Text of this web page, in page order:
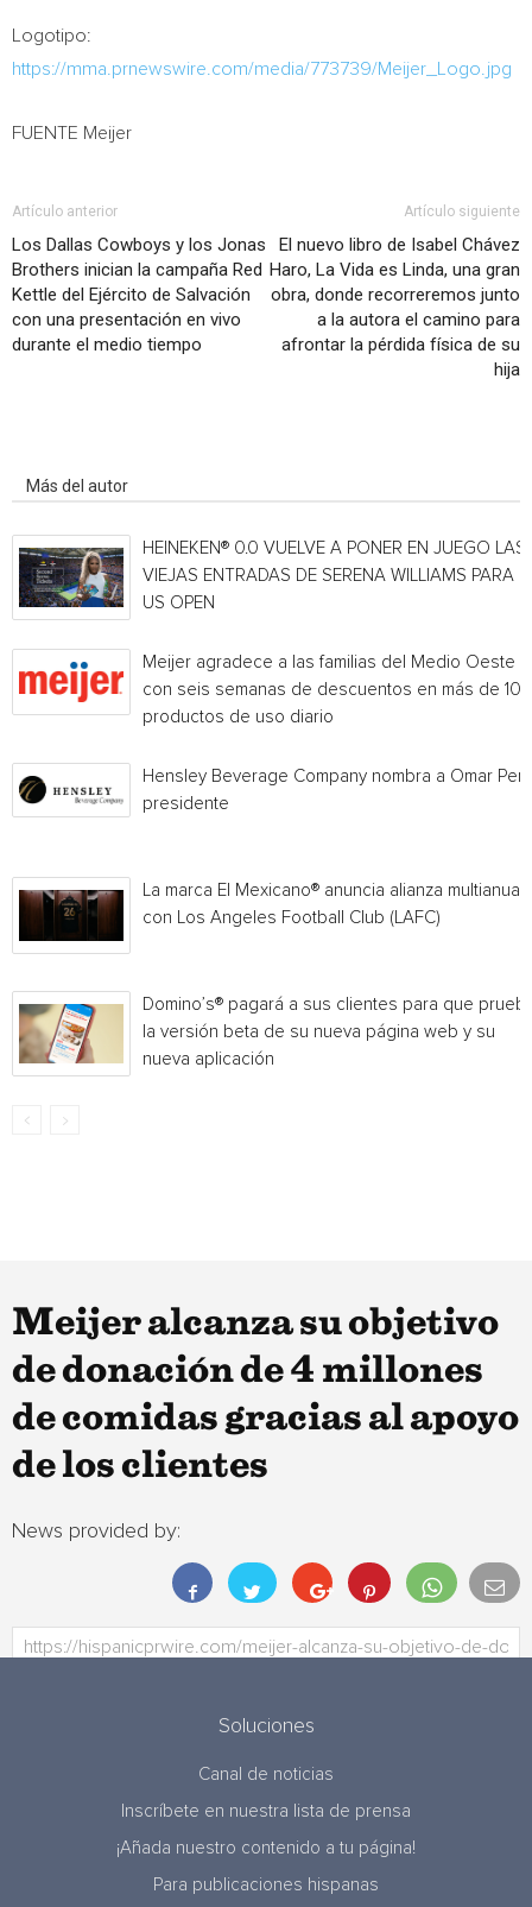
Logotipo:
https://mma.prnewswire.com/media/773739/Meijer_Logo.jpg
FUENTE Meijer
Artículo anterior
Los Dallas Cowboys y los Jonas
Brothers inician la campaña Red
Kettle del Ejército de Salvación
con una presentación en vivo
durante el medio tiempo
Artículo siguiente
El nuevo libro de Isabel Chávez
Haro, La Vida es Linda, una gran
obra, donde recorreremos junto
a la autora el camino para
afrontar la pérdida física de su
hija
Más del autor
HEINEKEN® 0.0 VUELVE A PONER EN JUEGO LAS
VIEJAS ENTRADAS DE SERENA WILLIAMS PARA
US OPEN
Meijer agradece a las familias del Medio Oeste
con seis semanas de descuentos en más de
productos de uso diario
Hensley Beverage Company nombra a Omar
presidente
La marca El Mexicano® anuncia alianza multianual
con Los Angeles Football Club (LAFC)
Domino’s® pagará a sus clientes para que
la versión beta de su nueva página web y su
nueva aplicación
Meijer alcanza su objetivo
de donación de 4 millones
de comidas gracias al apoyo
de los clientes
News provided by:
Soluciones
Canal de noticias
Inscríbete en nuestra lista de prensa
¡Añada nuestro contenido a tu página!
Para publicaciones hispanas